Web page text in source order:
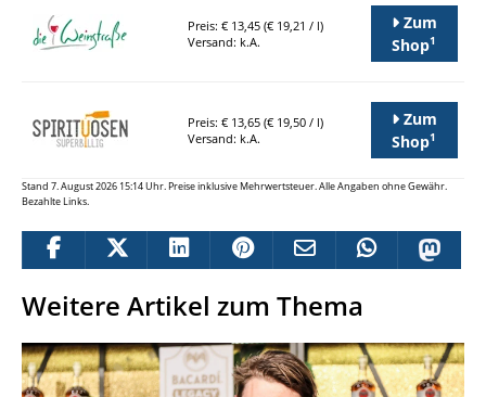
Preis: € 13,45 (€ 19,21 / l)
Versand: k.A.
Zum
Shop1
Preis: € 13,65 (€ 19,50 / l)
Versand: k.A.
Zum
Shop1
Stand 7. August 2026 15:14 Uhr. Preise inklusive Mehrwertsteuer. Alle Angaben ohne Gewähr.
Bezahlte Links.
Weitere Artikel zum Thema